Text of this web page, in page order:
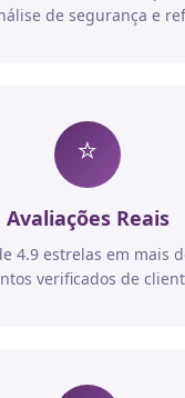
de segurança e
⭐
Avaliações Reais
4.9 estrelas em mais
verificados de